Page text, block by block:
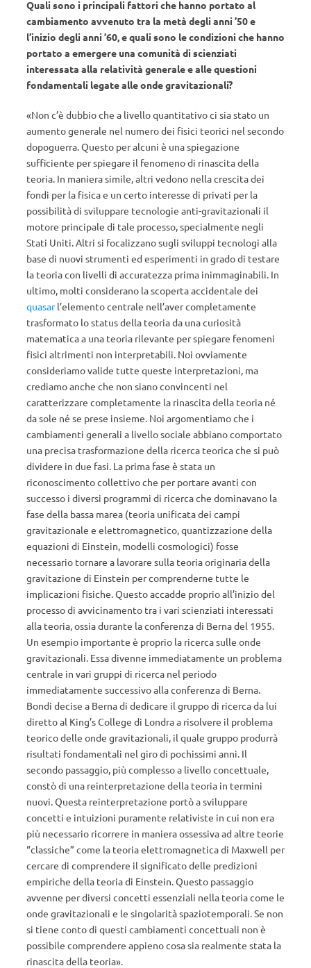
Quali sono i principali fattori che hanno portato al
cambiamento avvenuto tra la metà degli anni ’50 e
l’inizio degli anni ’60, e quali sono le condizioni che hanno
portato a emergere una comunità di scienziati
interessata alla relatività generale e alle questioni
fondamentali legate alle onde gravitazionali?
«Non c’è dubbio che a livello quantitativo ci sia stato un
aumento generale nel numero dei fisici teorici nel secondo
dopoguerra. Questo per alcuni è una spiegazione
sufficiente per spiegare il fenomeno di rinascita della
teoria. In maniera simile, altri vedono nella crescita dei
fondi per la fisica e un certo interesse di privati per la
possibilità di sviluppare tecnologie anti-gravitazionali il
motore principale di tale processo, specialmente negli
Stati Uniti. Altri si focalizzano sugli sviluppi tecnologi alla
base di nuovi strumenti ed esperimenti in grado di testare
la teoria con livelli di accuratezza prima inimmaginabili. In
ultimo, molti considerano la scoperta accidentale dei
quasarl’elemento centrale nell’aver completamente
trasformato lo status della teoria da una curiosità
matematica a una teoria rilevante per spiegare fenomeni
fisici altrimenti non interpretabili. Noi ovviamente
consideriamo valide tutte queste interpretazioni, ma
crediamo anche che non siano convincenti nel
caratterizzare completamente la rinascita della teoria né
da sole né se prese insieme. Noi argomentiamo che i
cambiamenti generali a livello sociale abbiano comportato
una precisa trasformazione della ricerca teorica che si può
dividere in due fasi. La prima fase è stata un
riconoscimento collettivo che per portare avanti con
successo i diversi programmi di ricerca che dominavano la
fase della bassa marea (teoria unificata dei campi
gravitazionale e elettromagnetico, quantizzazione della
equazioni di Einstein, modelli cosmologici) fosse
necessario tornare a lavorare sulla teoria originaria della
gravitazione di Einstein per comprenderne tutte le
implicazioni fisiche. Questo accadde proprio all’inizio del
processo di avvicinamento tra i vari scienziati interessati
alla teoria, ossia durante la conferenza di Berna del 1955.
Un esempio importante è proprio la ricerca sulle onde
gravitazionali. Essa divenne immediatamente un problema
centrale in vari gruppi di ricerca nel periodo
immediatamente successivo alla conferenza di Berna.
Bondi decise a Berna di dedicare il gruppo di ricerca da lui
diretto al King’s College di Londra a risolvere il problema
teorico delle onde gravitazionali, il quale gruppo produrrà
risultati fondamentali nel giro di pochissimi anni. Il
secondo passaggio, più complesso a livello concettuale,
constò di una reinterpretazione della teoria in termini
nuovi. Questa reinterpretazione portò a sviluppare
concetti e intuizioni puramente relativiste in cui non era
più necessario ricorrere in maniera ossessiva ad altre teorie
“classiche” come la teoria elettromagnetica di Maxwell per
cercare di comprendere il significato delle predizioni
empiriche della teoria di Einstein. Questo passaggio
avvenne per diversi concetti essenziali nella teoria come le
onde gravitazionali e le singolarità spaziotemporali. Se non
si tiene conto di questi cambiamenti concettuali non è
possibile comprendere appieno cosa sia realmente stata la
rinascita della teoria».